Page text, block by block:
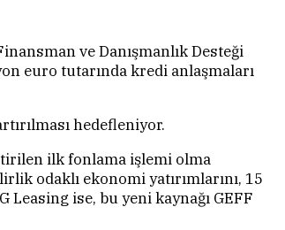
ve Danışmanlık Desteği
euro tutarında kredi anlaşmaları
hedefleniyor.
ilk fonlama işlemi olma
odaklı ekonomi yatırımlarını, 15
ise, bu yeni kaynağı GEFF